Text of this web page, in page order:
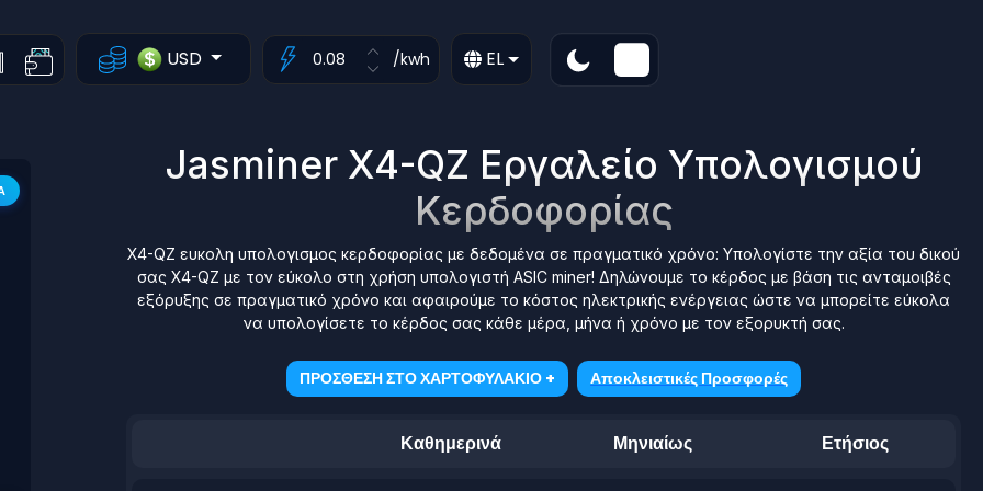
USD /kwh EL
Jasminer X4-QZ Εργαλείο Υπολογισμού
Κερδοφορίας
X4-QZ ευκολη υπολογισμος κερδοφορίας με δεδομένα σε πραγματικό χρόνο: Υπολογίστε την αξία του δικού
σας X4-QZ με τον εύκολο στη χρήση υπολογιστή ASIC miner! Δηλώνουμε το κέρδος με βάση τις ανταμοιβές
εξόρυξης σε πραγματικό χρόνο και αφαιρούμε το κόστος ηλεκτρικής ενέργειας ώστε να μπορείτε εύκολα
να υπολογίσετε το κέρδος σας κάθε μέρα, μήνα ή χρόνο με τον εξορυκτή σας.
ΠΡΟΣΘΕΣΗ ΣΤΟ ΧΑΡΤΟΦΥΛΑΚΙΟ + Αποκλειστικές Προσφορές
Καθημερινά Μηνιαίως Ετήσιος